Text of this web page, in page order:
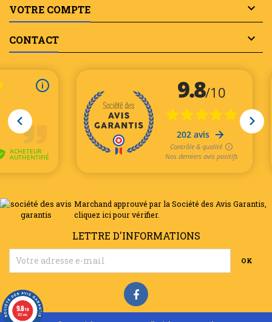
VOTRE COMPTE 
CONTACT 
Marchand approuvé par la Société des Avis Garantis,
cliquez ici pour vérifier.
LETTRE D'INFORMATIONS
9.8/10
202 avis